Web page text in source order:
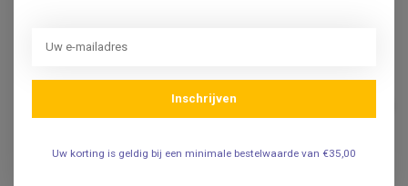
Littmann® 3M™ Littmann®
Cardiology IV Stethoscoop
.
€236,95
Inschrijven
Uw korting is geldig bij een minimale bestelwaarde van €35,00